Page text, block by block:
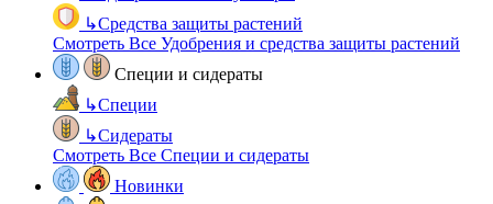
↳Средства защиты растений
Смотреть Все Удобрения и средства защиты растений
Специи и сидераты
↳Специи
↳Сидераты
Смотреть Все Специи и сидераты
Новинки